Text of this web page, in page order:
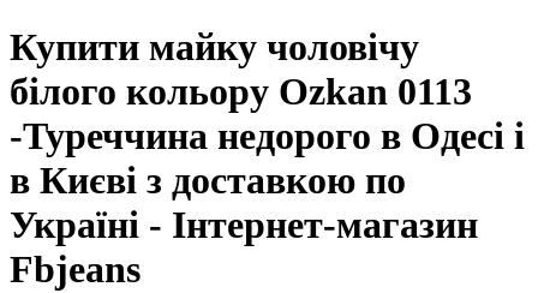
Купити майку чоловічу
білого кольору Ozkan 0113
-Туреччина недорого в Одесі і
в Києві з доставкою по
Україні - Інтернет-магазин
Fbjeans